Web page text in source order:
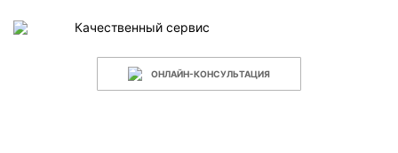
Качественный сервис
ОНЛАЙН-КОНСУЛЬТАЦИЯ